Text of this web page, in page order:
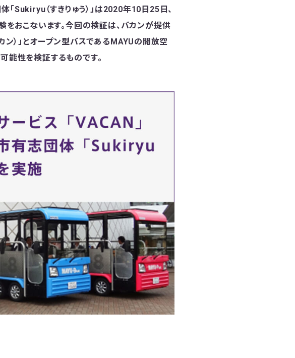
Sukiryu（すきりゅう）」は2020年10日25日、
をおこないます。今回の検証は、バカンが提供
ン）」とオープン型バスであるMAYUの開放空
能性を検証するものです。